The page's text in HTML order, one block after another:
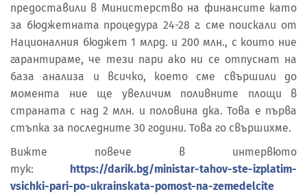
предоставили в Министерство на финансите като
за бюджетната процедура 24-28 г. сме поискали от
Националния бюджет 1 млрд. и 200 млн., с които ние
гарантираме, че тези пари ако ни се отпуснат на
база анализа и всичко, което сме свършили до
момента ние ще увеличим поливните площи в
страната с над 2 млн. и половина дка. Това е първа
стъпка за последните 30 години. Това го свършихме.
Вижте повече в интервюто
тук: https://darik.bg/ministar-tahov-ste-izplatim-
vsichki-pari-po-ukrainskata-pomost-na-zemedelcite